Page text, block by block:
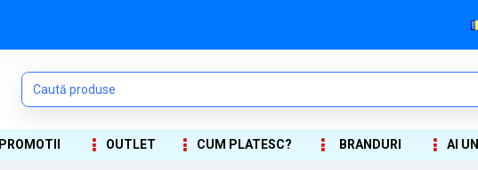
PROMOTII OUTLET CUM PLATESC? BRANDURI AI